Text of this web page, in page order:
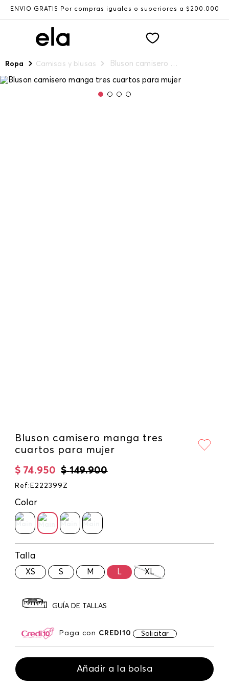
ENVÍO GRATIS Por compras iguales o superiores a $200.000
Ropa Camisas y blusas Bluson camisero manga tres cuartos para mujer
Bluson camisero manga tres
cuartos para mujer
$ 149.900
$ 74.950
Ref : E222399Z
Color
Talla
XS S M L XL
GUÍA DE TALLAS
Paga con CREDI10 Solicitar
Añadir a la bolsa